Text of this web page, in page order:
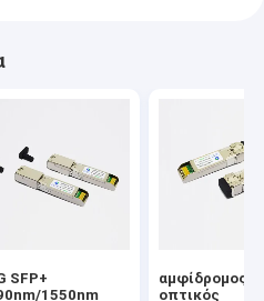
SFP+
1550nm
αμφίδρομος
οπτικός